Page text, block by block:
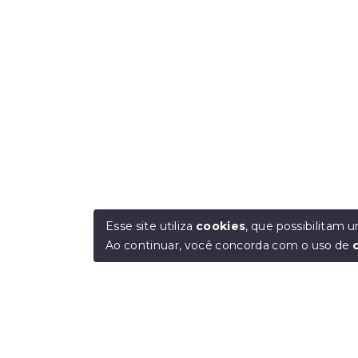
Esse site utiliza cookies, que possibilitam
Ao continuar, você concorda com o uso de